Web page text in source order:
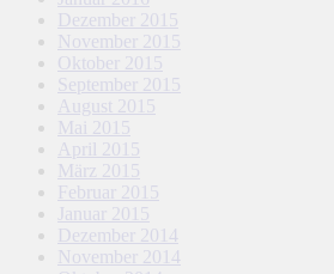
Dezember 2015
November 2015
Oktober 2015
September 2015
August 2015
Mai 2015
April 2015
März 2015
Februar 2015
Januar 2015
Dezember 2014
November 2014